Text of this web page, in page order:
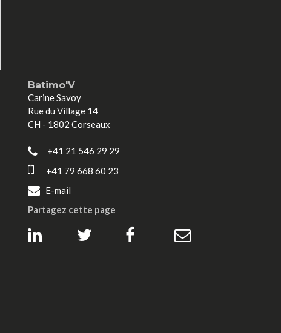
Batimo'V
Carine Savoy
Rue du Village 14
CH - 1802 Corseaux
+41 21 546 29 29
+41 79 668 60 23
E-mail
Partagez cette page